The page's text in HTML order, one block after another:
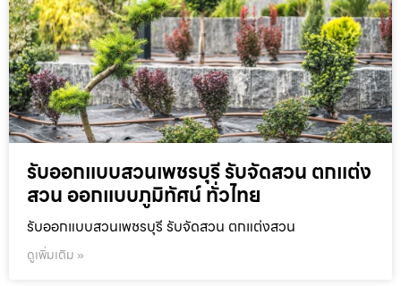
รับออกแบบสวนเพชรบุรี รับจัดสวน ตกแต่ง
สวน ออกแบบภูมิทัศน์ ทั่วไทย
รับออกแบบสวนเพชรบุรี รับจัดสวน ตกแต่งสวน
ดูเพิ่มเติม »